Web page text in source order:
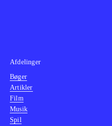
Afdelinger
Bøger
Artikler
Film
Musik
Spil